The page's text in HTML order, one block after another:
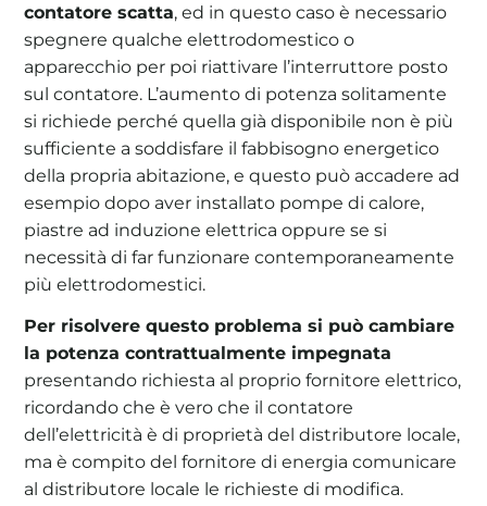
contatore scatta, ed in questo caso è necessario
spegnere qualche elettrodomestico o
apparecchio per poi riattivare l’interruttore posto
sul contatore. L’aumento di potenza solitamente
si richiede perché quella già disponibile non è più
sufficiente a soddisfare il fabbisogno energetico
della propria abitazione, e questo può accadere ad
esempio dopo aver installato pompe di calore,
piastre ad induzione elettrica oppure se si
necessità di far funzionare contemporaneamente
più elettrodomestici.
Per risolvere questo problema si può cambiare
la potenza contrattualmente impegnata
presentando richiesta al proprio fornitore elettrico,
ricordando che è vero che il contatore
dell’elettricità è di proprietà del distributore locale,
ma è compito del fornitore di energia comunicare
al distributore locale le richieste di modifica.